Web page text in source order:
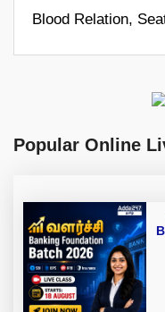
Blood Relation,
Popular Online